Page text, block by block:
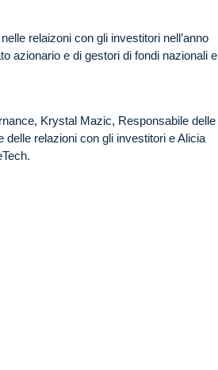
relaizoni con gli investitori nell’anno
azionario e di gestori di fondi nazionali e
Krystal Mazic, Responsabile delle
relazioni con gli investitori e Alicia